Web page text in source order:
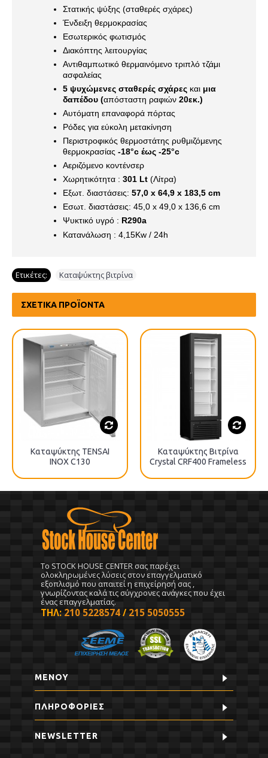
Στατικής ψύξης (σταθερές σχάρες)
Ένδειξη θερμοκρασίας
Eσωτερικός φωτισμός
Διακόπτης λειτουργίας
Αντιθαμπωτικό θερμαινόμενο τριπλό τζάμι
ασφαλείας
5 ψυχώμενες σταθερές σχάρες και μια
δαπέδου (απόσταστη ραφιών 20εκ.)
Αυτόματη επαναφορά πόρτας
Ρόδες για εύκολη μετακίνηση
Περιστροφικός θερμοστάτης ρυθμιζόμενης
θερμοκρασίας -18°c έως -25°c
Αεριζόμενο κοντένσερ
Χωρητικότητα : 301 Lt (Λίτρα)
Εξωτ. διαστάσεις: 57,0 x 64,9 x 183,5 cm
Εσωτ. διαστάσεις: 45,0 x 49,0 x 136,6 cm
Ψυκτικό υγρό : R290a
Kατανάλωση : 4,15Kw / 24h
Ετικέτες: Καταψύκτης βιτρίνα
ΣΧΕΤΙΚΆ ΠΡΟΪΌΝΤΑ
Καταψύκτης TENSAI
INOX C130
Καταψύκτης Βιτρίνα
Crystal CRF400 Frameless
To STOCK HOUSE CENTER σας παρέχει
ολοκληρωμένες λύσεις στον επαγγελματικό
εξοπλισμό που απαιτεί η επιχείρησή σας ,
γνωρίζοντας καλά τις σύγχρονες ανάγκες που έχει
ένας επαγγελματίας.
ΤΗΛ: 210 5228574 / 215 5050555
ΜΕΝΟΥ
ΠΛΗΡΟΦΟΡΊΕΣ
NEWSLETTER